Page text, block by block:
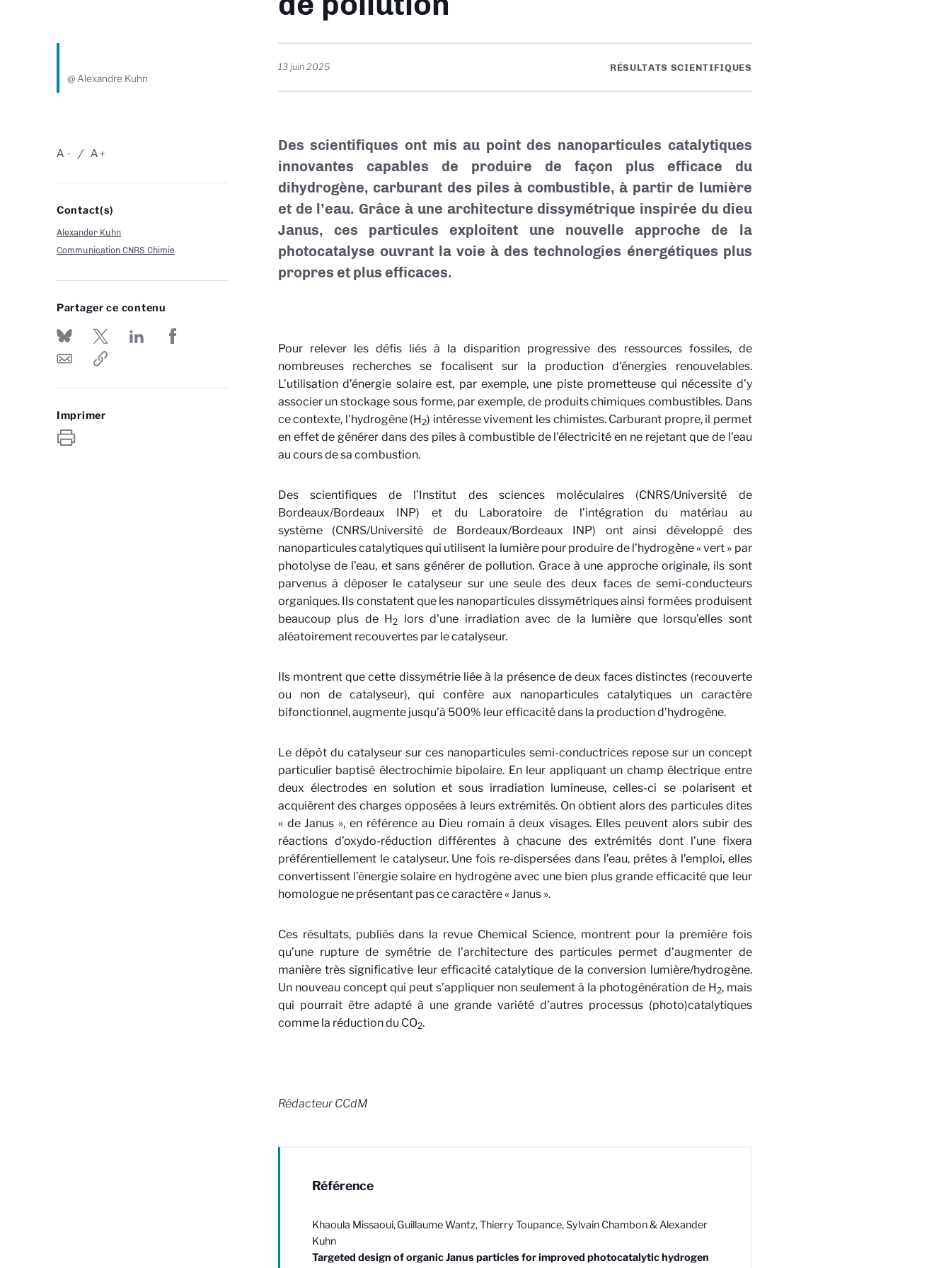
@ Alexandre Kuhn
-
A +
A
Contact(s)
Alexander Kuhn
Communication CNRS Chimie
Partager ce contenu
Imprimer
13 juin 2025 RÉSULTATS SCIENTIFIQUES
Des scientifiques ont mis au point des nanoparticules catalytiques
innovantes capables de produire de façon plus efficace du
dihydrogène, carburant des piles à combustible, à partir de lumière
et de l’eau. Grâce à une architecture dissymétrique inspirée du dieu
Janus, ces particules exploitent une nouvelle approche de la
photocatalyse ouvrant la voie à des technologies énergétiques plus
propres et plus efficaces.
Pour relever les défis liés à la disparition progressive des ressources fossiles, de
nombreuses recherches se focalisent sur la production d'énergies renouvelables.
L’utilisation d’énergie solaire est, par exemple, une piste prometteuse qui nécessite d’y
associer un stockage sous forme, par exemple, de produits chimiques combustibles. Dans
ce contexte, l'hydrogène (H2) intéresse vivement les chimistes. Carburant propre, il permet
en effet de générer dans des piles à combustible de l'électricité en ne rejetant que de l'eau
au cours de sa combustion.
Des scientifiques de l’Institut des sciences moléculaires (CNRS/Université de
Bordeaux/Bordeaux INP) et du Laboratoire de l’intégration du matériau au
système (CNRS/Université de Bordeaux/Bordeaux INP) ont ainsi développé des
nanoparticules catalytiques qui utilisent la lumière pour produire de l’hydrogène « vert » par
photolyse de l’eau, et sans générer de pollution. Grace à une approche originale, ils sont
parvenus à déposer le catalyseur sur une seule des deux faces de semi-conducteurs
organiques. Ils constatent que les nanoparticules dissymétriques ainsi formées produisent
beaucoup plus de H2
lors d'une irradiation avec de la lumière que lorsqu’elles sont
aléatoirement recouvertes par le catalyseur.
Ils montrent que cette dissymétrie liée à la présence de deux faces distinctes (recouverte
ou non de catalyseur), qui confère aux nanoparticules catalytiques un caractère
bifonctionnel, augmente jusqu’à 500% leur efficacité dans la production d’hydrogène.
Le dépôt du catalyseur sur ces nanoparticules semi-conductrices repose sur un concept
particulier baptisé électrochimie bipolaire. En leur appliquant un champ électrique entre
deux électrodes en solution et sous irradiation lumineuse, celles-ci se polarisent et
acquièrent des charges opposées à leurs extrémités. On obtient alors des particules dites
« de Janus », en référence au Dieu romain à deux visages. Elles peuvent alors subir des
réactions d’oxydo-réduction différentes à chacune des extrémités dont l’une fixera
préférentiellement le catalyseur. Une fois re-dispersées dans l’eau, prêtes à l’emploi, elles
convertissent l’énergie solaire en hydrogène avec une bien plus grande efficacité que leur
homologue ne présentant pas ce caractère « Janus ».
Ces résultats, publiés dans la revue Chemical Science, montrent pour la première fois
qu’une rupture de symétrie de l’architecture des particules permet d’augmenter de
manière très significative leur efficacité catalytique de la conversion lumière/hydrogène.
Un nouveau concept qui peut s’appliquer non seulement à la photogénération de H2, mais
qui pourrait être adapté à une grande variété d’autres processus (photo)catalytiques
comme la réduction du CO2.
Rédacteur CCdM
Référence
Khaoula Missaoui,Guillaume Wantz, Thierry Toupance, Sylvain Chambon & Alexander
Kuhn
Targeted design of organic Janus particles for improved photocatalytic hydrogen